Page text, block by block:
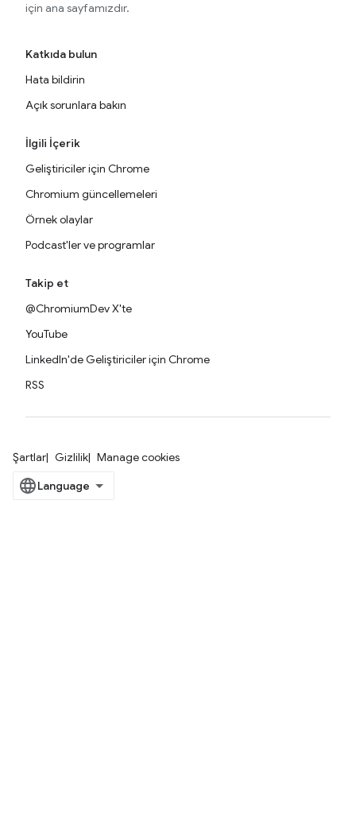
için ana sayfamızdır.
Katkıda bulun
Hata bildirin
Açık sorunlara bakın
İlgili İçerik
Geliştiriciler için Chrome
Chromium güncellemeleri
Örnek olaylar
Podcast'ler ve programlar
Takip et
@ChromiumDev X'te
YouTube
LinkedIn'de Geliştiriciler için Chrome
RSS
Şartlar Gizlilik Manage cookies